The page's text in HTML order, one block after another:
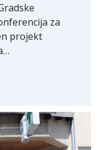
za
projekt